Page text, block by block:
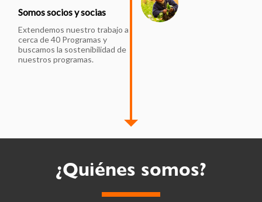
Somos socios y socias
Extendemos nuestro trabajo a
cerca de 40 Programas y
buscamos la sostenibilidad de
nuestros programas.
¿Quiénes somos?